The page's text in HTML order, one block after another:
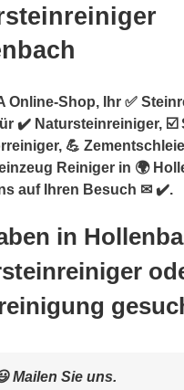
Online-Shop, Ihr ✅
✔️ Natursteinreiniger, ☑️
💪
Reiniger in 🌍
auf Ihren Besuch ✉ ✔️.
in
Mailen Sie uns.